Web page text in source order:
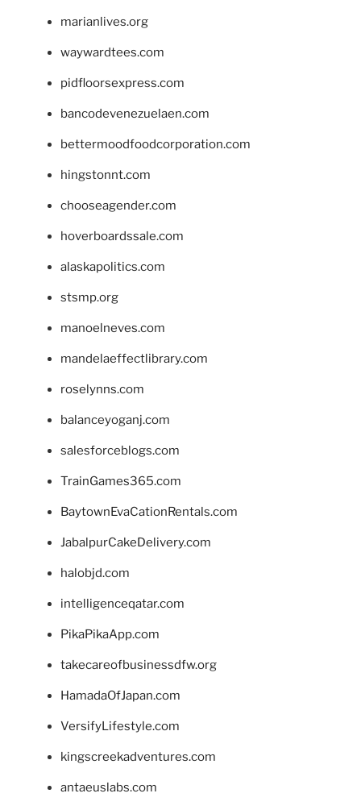
marianlives.org
waywardtees.com
pidfloorsexpress.com
bancodevenezuelaen.com
bettermoodfoodcorporation.com
hingstonnt.com
chooseagender.com
hoverboardssale.com
alaskapolitics.com
stsmp.org
manoelneves.com
mandelaeffectlibrary.com
roselynns.com
balanceyoganj.com
salesforceblogs.com
TrainGames365.com
BaytownEvaCationRentals.com
JabalpurCakeDelivery.com
halobjd.com
intelligenceqatar.com
PikaPikaApp.com
takecareofbusinessdfw.org
HamadaOfJapan.com
VersifyLifestyle.com
kingscreekadventures.com
antaeuslabs.com